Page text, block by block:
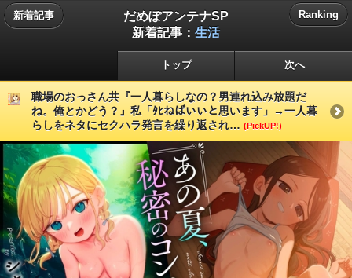
新着記事
だめぽアンテナSP
新着記事： 生活
Ranking
トップ 次へ
職場のおっさん共『一人暮らしなの？男連れ込み放題だ
ね。俺とかどう？』私「ﾀﾋねばいいと思います」→一人暮
らしをネタにセクハラ発言を繰り返され… (PickUP!)